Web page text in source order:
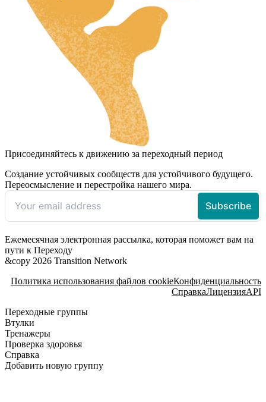
Присоединяйтесь к движению за переходный период
Создание устойчивых сообществ для устойчивого будущего.
Переосмысление и перестройка нашего мира.
Ежемесячная электронная рассылка, которая поможет вам на
пути к Переходу
&copy 2026 Transition Network
Политика использования файлов cookieКонфиденциальность
СправкаЛицензияAPI
Переходные группы
Втулки
Тренажеры
Проверка здоровья
Справка
Добавить новую группу